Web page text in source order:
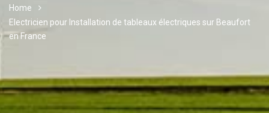
Home
Electricien pour Installation de tableaux électriques sur Beaufort
en France